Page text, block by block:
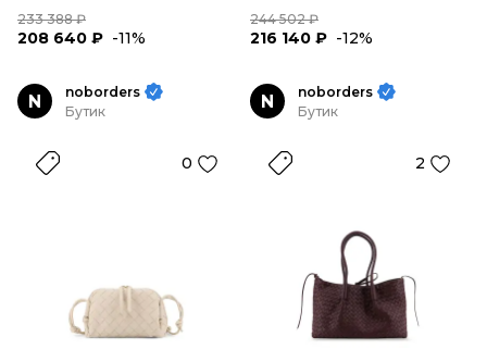
233 388 ₽
208 640 ₽ -11%
244 502 ₽
216 140 ₽ -12%
N
noborders
Бутик
0
N
noborders
Бутик
2